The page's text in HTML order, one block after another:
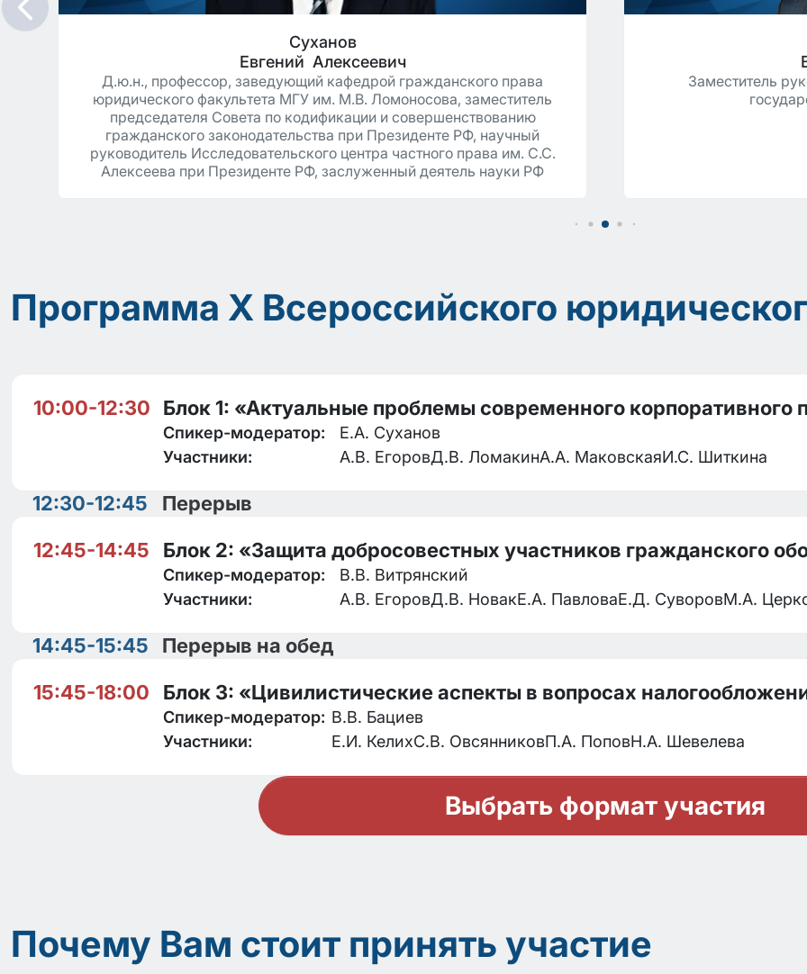
Суханов
Евгений Алексеевич
Д.ю.н., профессор, заведующий кафедрой гражданского права
юридического факультета МГУ им. М.В. Ломоносова, заместитель
председателя Совета по кодификации и совершенствованию
гражданского законодательства при Президенте РФ, научный
руководитель Исследовательского центра частного права им. С.С.
Алексеева при Президенте РФ, заслуженный деятель науки РФ
Заместитель
Программа X Всероссийского
10:00-12:30 Блок 1: «Актуальные проблемы современного корпоративного
Спикер-модератор:
Е.А. Суханов
Участники:
А.В. ЕгоровД.В. ЛомакинА.А. МаковскаяИ.С. Шиткина
12:30-12:45
Перерыв
12:45-14:45
Блок 2: «Защита добросовестных участников гражданского
Спикер-модератор:
В.В. Витрянский
Участники:
А.В. ЕгоровД.В. НовакЕ.А. ПавловаЕ.Д. СуворовМ.А.
14:45-15:45
Перерыв на обед
15:45-18:00
Блок 3: «Цивилистические аспекты в вопросах
Спикер-модератор: В.В. Бациев
Участники:
Е.И. КелихС.В. ОвсянниковП.А. ПоповН.А. Шевелева
Выбрать формат участия
Почему Вам стоит принять участие